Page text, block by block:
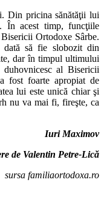
Din pricina sănătăţii lui
În acest timp, funcţiile
Ortodoxe Sârbe.
dată să fie slobozit din
dar în timpul ultimului
duhovnicesc al Bisericii
fost foarte apropiat de
lui este unică chiar şi
nu va mai fi, fireşte, ca
Iuri Maximov
de Valentin Petre-Lică
sursa familiaortodoxa.ro